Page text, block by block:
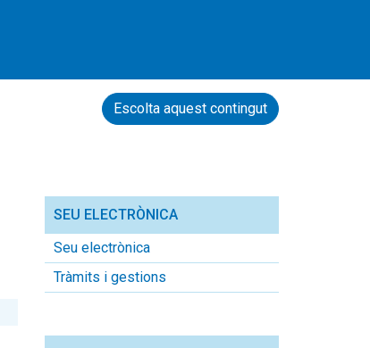
Escolta aquest contingut
SEU ELECTRÒNICA
Seu electrònica
Tràmits i gestions